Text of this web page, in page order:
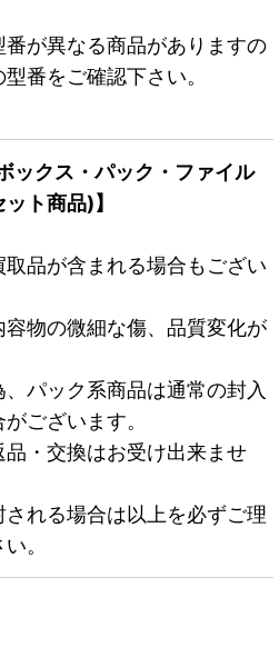
が異なる商品がありますの
番をご確認下さい。
ックス・パック・ファイル
ト商品)】
品が含まれる場合もござい
物の微細な傷、品質変化が
パック系商品は通常の封入
ございます。
・交換はお受け出来ませ
れる場合は以上を必ずご理
。